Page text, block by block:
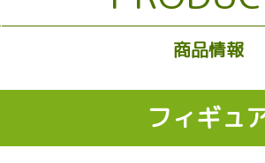
商品情報
フィギュ